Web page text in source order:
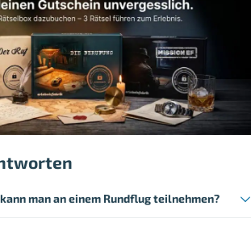
man an einem Rundflug teilnehmen?